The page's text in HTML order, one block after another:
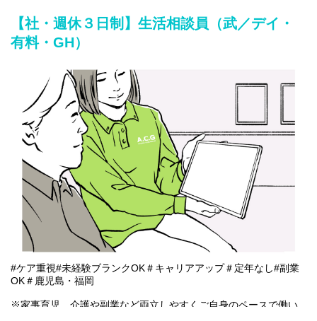
【社・週休３日制】生活相談員（武／デイ・
有料・GH）
#ケア重視#未経験ブランクOK＃キャリアアップ＃定年なし#副業
OK＃鹿児島・福岡
※家事育児、介護や副業など両立しやすくご自身のペースで働い